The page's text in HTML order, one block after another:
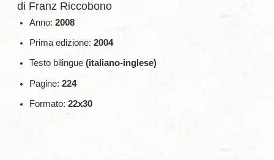
di Franz Riccobono
Anno: 2008
Prima edizione: 2004
Testo bilingue (italiano-inglese)
Pagine: 224
Formato: 22x30